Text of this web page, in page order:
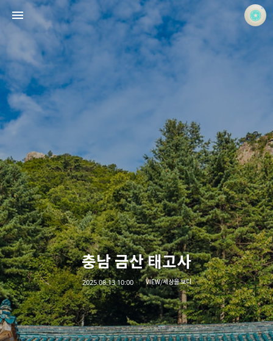
충남 금산 태고사
2025.08.13 10:00 VIEW/세상을 보다
사진 속의 또 다른 나
홍정석